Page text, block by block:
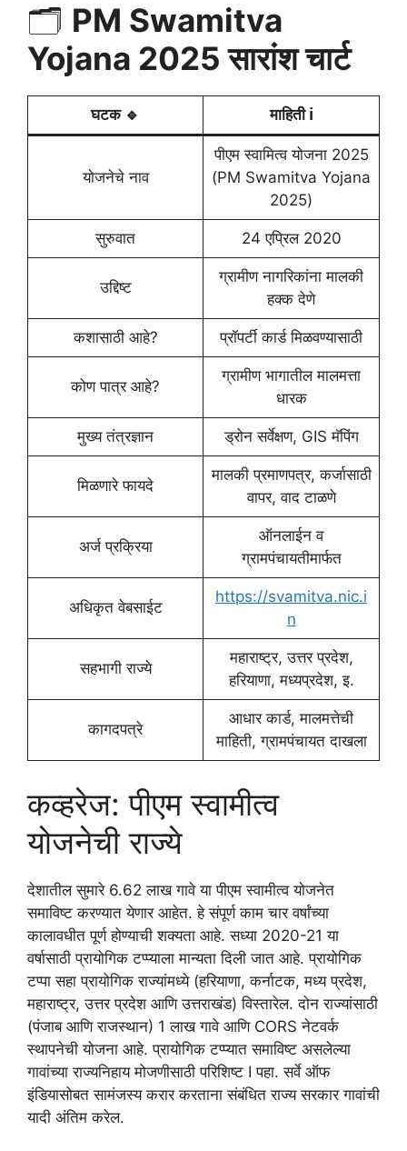
🗂️ PM Swamitva
Yojana 2025 सारांश चार्ट
घटक 🔹 माहिती ℹ️
योजनेचे नाव
पीएम स्वामित्व योजना 2025
(PM Swamitva Yojana
2025)
सुरुवात 24 एप्रिल 2020
उद्दिष्ट
ग्रामीण नागरिकांना मालकी
हक्क देणे
कशासाठी आहे? प्रॉपर्टी कार्ड मिळवण्यासाठी
कोण पात्र आहे?
ग्रामीण भागातील मालमत्ता
धारक
मुख्य तंत्रज्ञान ड्रोन सर्वेक्षण, GIS मॅपिंग
मिळणारे फायदे
मालकी प्रमाणपत्र, कर्जासाठी
वापर, वाद टाळणे
अर्ज प्रक्रिया
ऑनलाईन व
ग्रामपंचायतीमार्फत
अधिकृत वेबसाईट
https://svamitva.nic.i
n
सहभागी राज्ये
महाराष्ट्र, उत्तर प्रदेश,
हरियाणा, मध्यप्रदेश, इ.
कागदपत्रे
आधार कार्ड, मालमत्तेची
माहिती, ग्रामपंचायत दाखला
कव्हरेज: पीएम स्वामीत्व
योजनेची राज्ये
देशातील सुमारे 6.62 लाख गावे या पीएम स्वामीत्व योजनेत
समाविष्ट करण्यात येणार आहेत. हे संपूर्ण काम चार वर्षांच्या
कालावधीत पूर्ण होण्याची शक्यता आहे. सध्या 2020-21 या
वर्षासाठी प्रायोगिक टप्प्याला मान्यता दिली जात आहे. प्रायोगिक
टप्पा सहा प्रायोगिक राज्यांमध्ये (हरियाणा, कर्नाटक, मध्य प्रदेश,
महाराष्ट्र, उत्तर प्रदेश आणि उत्तराखंड) विस्तारेल. दोन राज्यांसाठी
(पंजाब आणि राजस्थान) 1 लाख गावे आणि CORS नेटवर्क
स्थापनेची योजना आहे. प्रायोगिक टप्प्यात समाविष्ट असलेल्या
गावांच्या राज्यनिहाय मोजणीसाठी परिशिष्ट I पहा. सर्वे ऑफ
इंडियासोबत सामंजस्य करार करताना संबंधित राज्य सरकार गावांची
यादी अंतिम करेल.